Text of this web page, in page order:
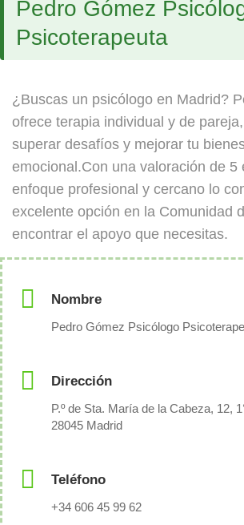
Pedro Gómez
Psicoterapeuta
¿Buscas un psicólogo en Madrid?
ofrece terapia individual y de
superar desafíos y mejorar tu
emocional.Con una valoración de 5
enfoque profesional y cercano lo
excelente opción en la Comunidad
encontrar el apoyo que necesitas.
Nombre
Pedro Gómez Psicólogo
Dirección
P.º de Sta. María de la Cabeza, 12,
28045 Madrid
Teléfono
+34 606 45 99 62